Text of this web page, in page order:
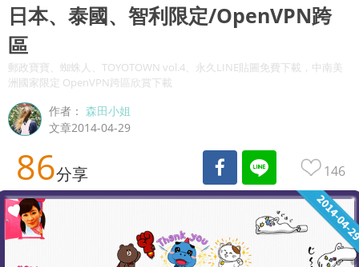
日本、泰國、智利限定/OpenVPN跨
區
郵政寶寶、蜘蛛人、TOYOTOWN vol.4、永久LINE貼圖免費下載，中南美
洲國家限定 OpenVPN跨區欣賞下載
作者：森田小姐
文章2014-04-29
86分享 146